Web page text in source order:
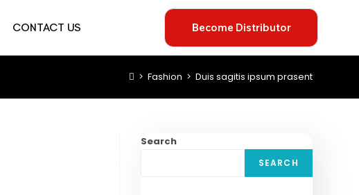
CONTACT US Become Distributor
> Fashion > Duis sagitis ipsum prasent
Search
SEARCH